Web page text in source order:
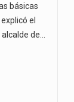
básicas
el
de…